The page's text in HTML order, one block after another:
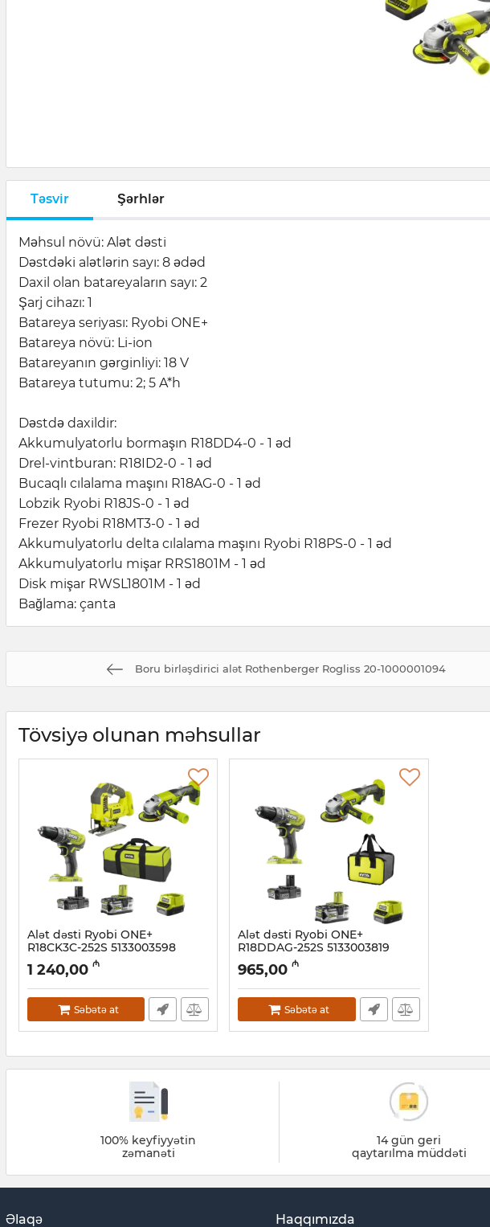
Təsvir Şərhlər
Məhsul növü: Alət dəsti
Dəstdəki alətlərin sayı: 8 ədəd
Daxil olan batareyaların sayı: 2
Şarj cihazı: 1
Batareya seriyası: Ryobi ONE+
Batareya növü: Li-ion
Batareyanın gərginliyi: 18 V
Batareya tutumu: 2; 5 A*h
Dəstdə daxildir:
Akkumulyatorlu bormaşın R18DD4-0 - 1 əd
Drel-vintburan: R18ID2-0 - 1 əd
Bucaqlı cılalama maşını R18AG-0 - 1 əd
Lobzik Ryobi R18JS-0 - 1 əd
Frezer Ryobi R18MT3-0 - 1 əd
Akkumulyatorlu delta cılalama maşını Ryobi R18PS-0 - 1 əd
Akkumulyatorlu mişar RRS1801M - 1 əd
Disk mişar RWSL1801M - 1 əd
Bağlama: çanta
Boru birləşdirici alət Rothenberger Rogliss 20-1000001094
Tövsiyə olunan məhsullar
Alət dəsti Ryobi ONE+
R18CK3C-252S 5133003598
Artikul: 012001018
1 240,00 ₼
Səbətə at
Alət dəsti Ryobi ONE+
R18DDAG-252S 5133003819
Artikul: 012001017
965,00 ₼
Səbətə at
100% keyfiyyətin
zəmanəti
14 gün geri
qaytarılma müddəti
Əlaqə Haqqımızda